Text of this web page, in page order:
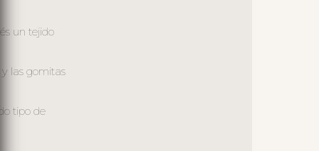
un tejido
las gomitas
tipo de